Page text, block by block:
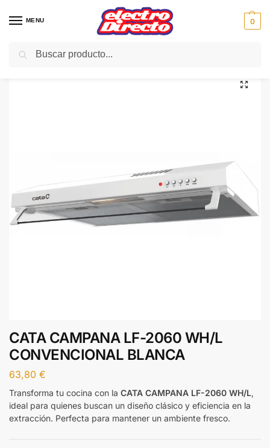
MENU 0
Inicio Gama blanca Campanas
CATA CAMPANA LF-2060 WH/L
CONVENCIONAL BLANCA
63,80 €
Transforma tu cocina con la CATA CAMPANA LF-2060 WH/L,
ideal para quienes buscan un diseño clásico y eficiencia en la
extracción. Perfecta para mantener un ambiente fresco.